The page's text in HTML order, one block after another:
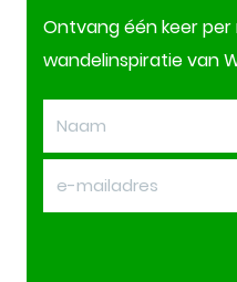
Ontvang één keer
wandelinspiratie van